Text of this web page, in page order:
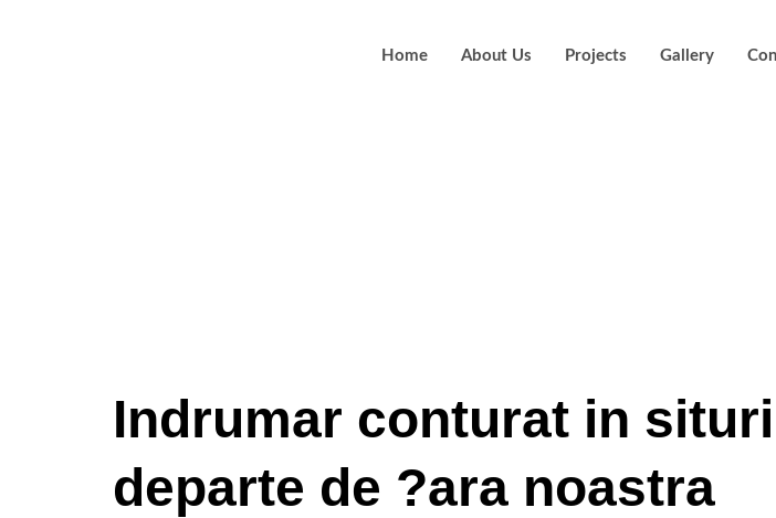
Home About Us Projects Gallery
Indrumar conturat in
departe de ?ara noastra